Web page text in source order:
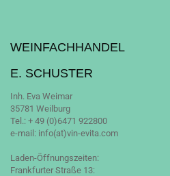
WEINFACHHANDEL
E. SCHUSTER
Inh. Eva Weimar
35781 Weilburg
Tel.: + 49 (0)6471 922800
e-mail: info(at)vin-evita.com
Laden-Öffnungszeiten:
Frankfurter Straße 13: